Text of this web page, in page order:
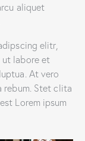
aliquet
elitr,
ut labore et
At vero
rebum. Stet clita
Lorem ipsum